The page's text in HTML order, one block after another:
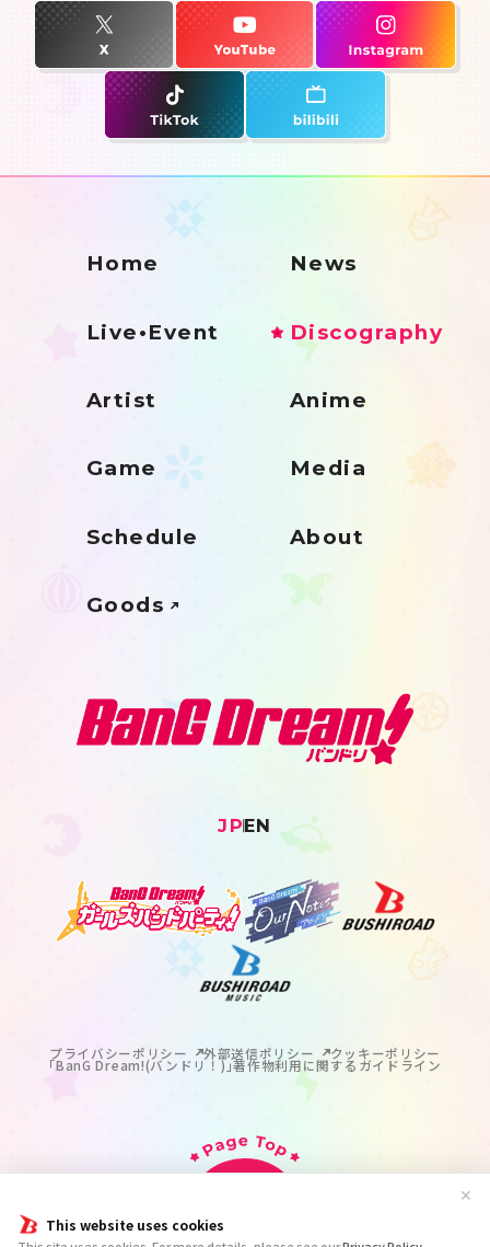
This website uses cookies
✕
Home News
Live•Event Discography
Artist Anime
Game Media
Schedule About
Goods
JPEN
プライバシーポリシー 外部送信ポリシー クッキーポリシー
｢BanG Dream!(バンドリ！)｣著作物利用に関するガイドライン
掲載の記事・写真・イラスト等のすべてのコンテンツの